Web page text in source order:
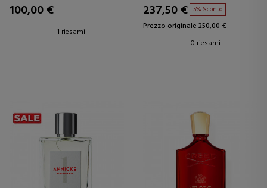
100,00 €
1 riesami
237,50 € 5% Sconto
Prezzo originale 250,00 €
0 riesami